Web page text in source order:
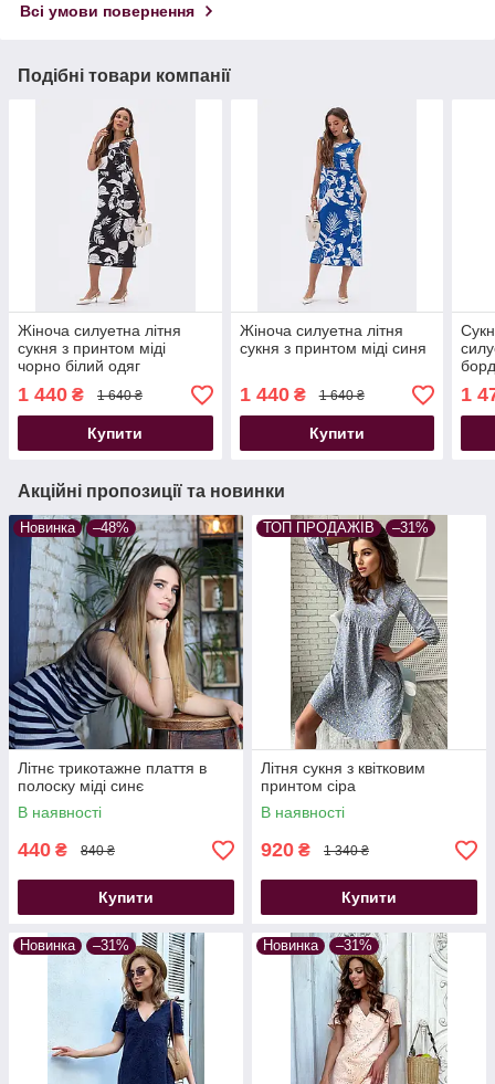
Всі умови повернення
Подібні товари компанії
Жіноча силуетна літня
сукня з принтом міді
чорно білий одяг
1 440 ₴ 1 640 ₴
Купити
Жіноча силуетна літня
сукня з принтом міді синя
1 440₴ 1 640 ₴
Купити
1
Акційні пропозиції та новинки
Новинка –48%
Літнє трикотажне плаття в
полоску міді синє
В наявності
440 ₴ 840 ₴
Купити
ТОП ПРОДАЖІВ –31%
Літня сукня з квітковим
принтом сіра
В наявності
920 ₴ 1 340 ₴
Купити
Новинка –31% Новинка –31%